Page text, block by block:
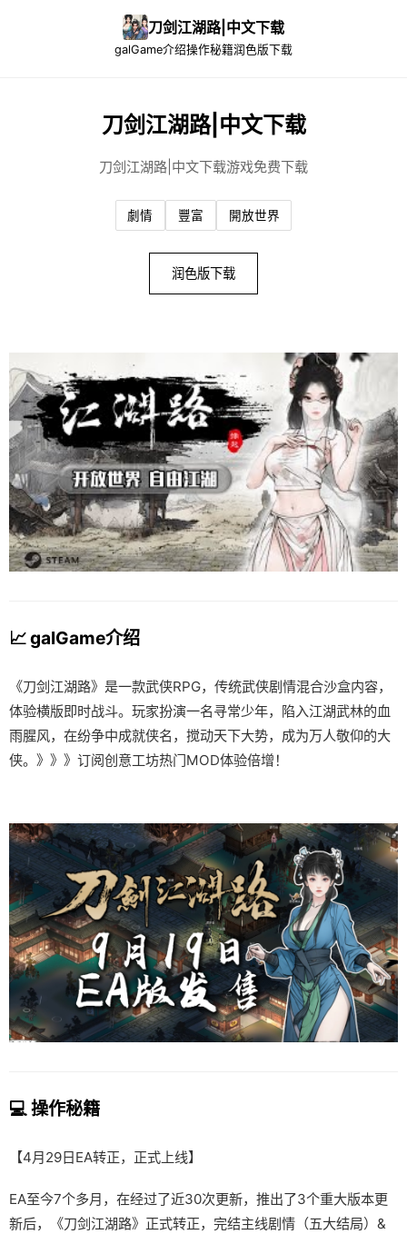
刀剑江湖路|中文下载
galGame介绍操作秘籍润色版下载
刀剑江湖路|中文下载
刀剑江湖路|中文下载游戏免费下载
劇情 豐富 開放世界
润色版下载
📈 galGame介绍
《刀剑江湖路》是一款武侠RPG，传统武侠剧情混合沙盒内容，
体验横版即时战斗。玩家扮演一名寻常少年，陷入江湖武林的血
雨腥风，在纷争中成就侠名，搅动天下大势，成为万人敬仰的大
侠。》》》订阅创意工坊热门MOD体验倍增！
💻 操作秘籍
【4月29日EA转正，正式上线】
EA至今7个多月，在经过了近30次更新，推出了3个重大版本更
新后，《刀剑江湖路》正式转正，完结主线剧情（五大结局）&